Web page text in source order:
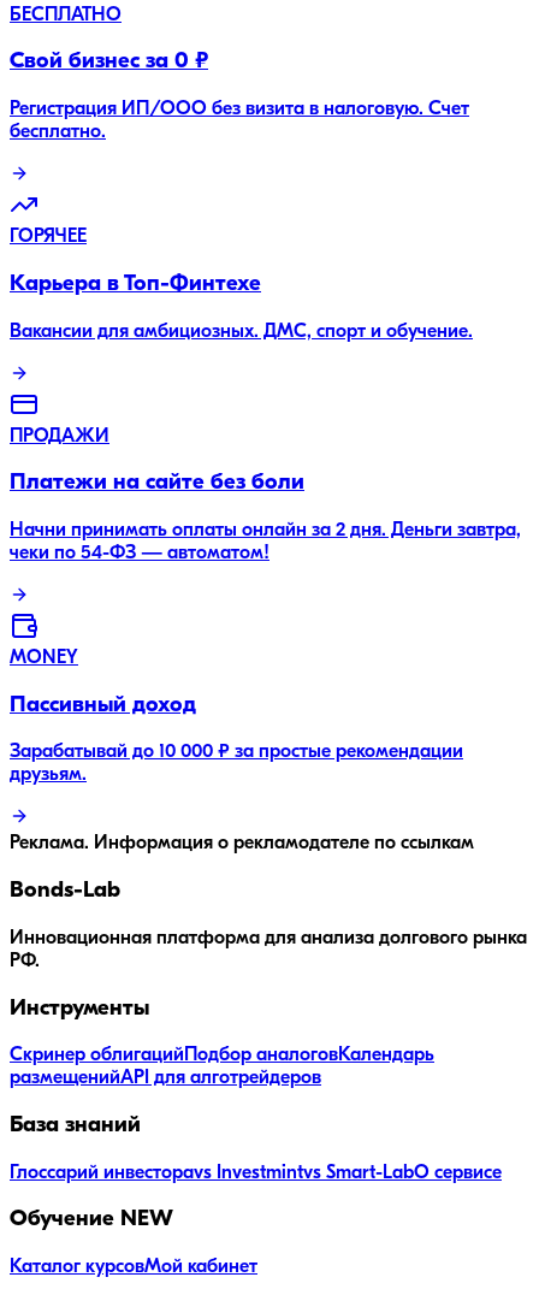
БЕСПЛАТНО
Свой бизнес за 0 ₽
Регистрация ИП/ООО без визита в налоговую. Счет
бесплатно.
ГОРЯЧЕЕ
Карьера в Топ-Финтехе
Вакансии для амбициозных. ДМС, спорт и обучение.
ПРОДАЖИ
Платежи на сайте без боли
Начни принимать оплаты онлайн за 2 дня. Деньги завтра,
чеки по 54-ФЗ — автоматом!
MONEY
Пассивный доход
Зарабатывай до 10 000 ₽ за простые рекомендации
друзьям.
Реклама. Информация о рекламодателе по ссылкам
Bonds-Lab
Инновационная платформа для анализа долгового рынка
РФ.
Инструменты
Скринер облигацийПодбор аналоговКалендарь
размещенийAPI для алготрейдеров
База знаний
Глоссарий инвестораvs Investmintvs Smart-LabО сервисе
Обучение NEW
Каталог курсовМой кабинет